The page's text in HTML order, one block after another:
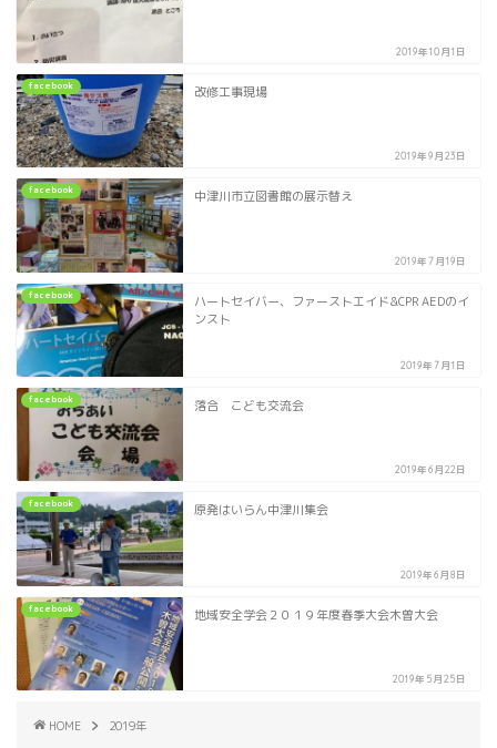
2019年10月1日
facebook 改修工事現場
2019年9月23日
facebook 中津川市立図書館の展示替え
2019年7月19日
facebook
ハートセイバー、ファーストエイド&CPR AEDのイ
ンスト
2019年7月1日
facebook 落合 こども交流会
2019年6月22日
facebook 原発はいらん中津川集会
2019年6月8日
facebook 地域安全学会２０１９年度春季大会木曽大会
2019年5月25日
HOME 2019年